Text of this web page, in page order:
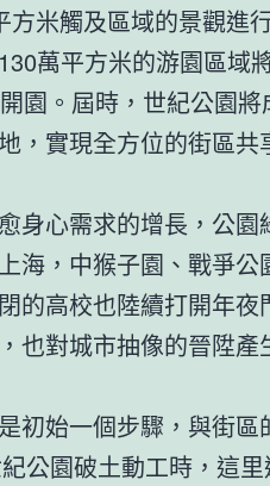
米觸及區域的景觀進
萬平方米的游園區域
園。屆時，世紀公園將
，實現全方位的街區共
身心需求的增長，公園
海，中猴子園、戰爭公
的高校也陸續打開年夜
也對城市抽像的晉陞產
初始一個步驟，與街區
公園破土動工時，這里